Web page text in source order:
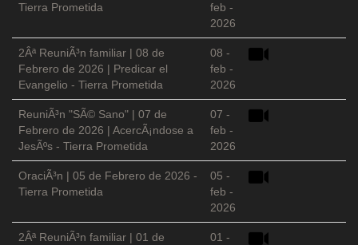
Tierra Prometida
feb -
2026
2Âª ReuniÃ³n familiar | 08 de
Febrero de 2026 | Predicar el
Evangelio - Tierra Prometida
08 -
feb -
2026
ReuniÃ³n "SÃ© Sano" | 07 de
Febrero de 2026 | AcercÃ¡ndose a
JesÃºs - Tierra Prometida
07 -
feb -
2026
OraciÃ³n | 05 de Febrero de 2026 -
Tierra Prometida
05 -
feb -
2026
2Âª ReuniÃ³n familiar | 01 de
01 -